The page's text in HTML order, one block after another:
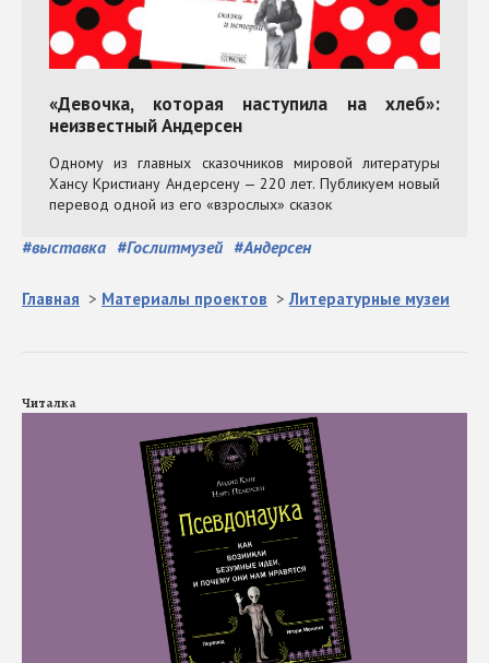
#выставка #Гослитмузей #Андерсен
Главная > Материалы проектов >Литературные музеи
Читалка